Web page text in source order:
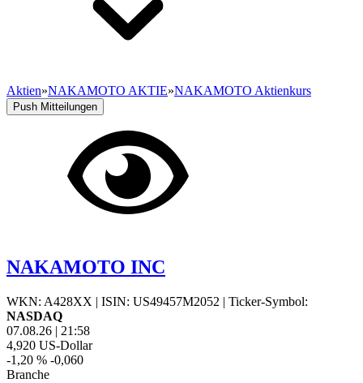
Aktien»NAKAMOTO AKTIE»NAKAMOTO Aktienkurs
Push Mitteilungen
NAKAMOTO INC
WKN: A428XX | ISIN: US49457M2052 | Ticker-Symbol:
NASDAQ
07.08.26 | 21:58
4,920 US-Dollar
-1,20 % -0,060
Branche